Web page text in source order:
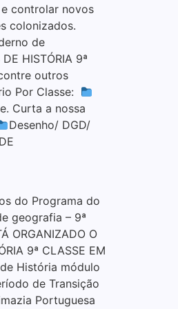
controlar novos
colonizados.
de
HISTÓRIA 9ª
outros
Por Classe:
Curta a nossa
Desenho/ DGD/
do Programa do
geografia – 9ª
ORGANIZADO O
9ª CLASSE EM
de História módulo
de Transição
Portuguesa